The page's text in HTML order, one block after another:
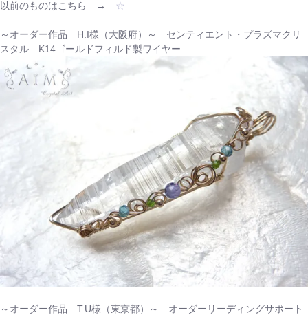
以前のものはこちら → ☆
～オーダー作品 H.I様（大阪府）～ センティエント・プラズマクリ
スタル K14ゴールドフィルド製ワイヤー
～オーダー作品 T.U様（東京都）～ オーダーリーディングサポート